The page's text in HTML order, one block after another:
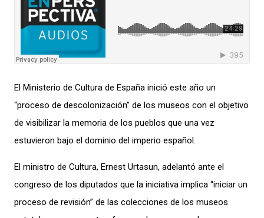
El Ministerio de Cultura de España inició este año un
“proceso de descolonización” de los museos con el objetivo
de visibilizar la memoria de los pueblos que una vez
estuvieron bajo el dominio del imperio español.
El ministro de Cultura, Ernest Urtasun, adelantó ante el
congreso de los diputados que la iniciativa implica “iniciar un
proceso de revisión” de las colecciones de los museos